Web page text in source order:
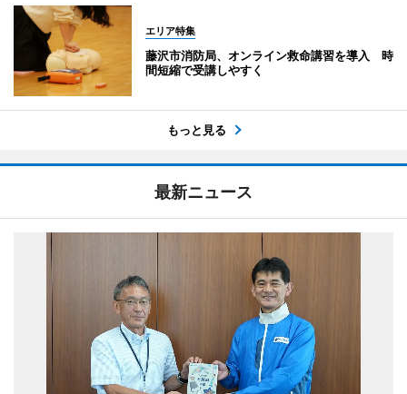
エリア特集
藤沢市消防局、オンライン救命講習を導入 時
間短縮で受講しやすく
もっと見る
最新ニュース